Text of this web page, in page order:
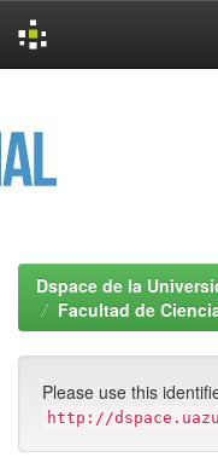
Dspace de la
Facultad de
Please use this
http://